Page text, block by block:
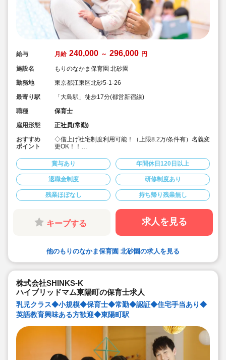
給与 月給 240,000 ～ 296,000 円
施設名
もりのなかま保育園 北砂園
勤務地
東京都江東区北砂5-1-26
最寄り駅
「大島駅」徒歩17分(都営新宿線)
職種
保育士
雇用形態
正社員(常勤)
おすすめ
ポイント
◇借上げ社宅制度利用可能！（上限8.2万/条件有）名義変
更OK！！
備しています。また、世話役制度、リカレント制度、心
の相談室も整えており、職員が安心して働ける環境があ
ります。園長や主任、本社スタッフ等への豊富なキャリ
アチェンジも可能です。
◇子どもたちも、職員も、保護者の皆さんもみんな「仲
間」、そして「家族」。いつでも「ただいま！」と帰っ
てこられる「家族」のような居場所を目指します。
◇"持ち帰り残業ほとんどなし"
職員の皆様にはプライベートも仕事も
充実性を感じて欲しいと思っております。
◇※有給休暇取得率95％以上
賞与あり 年間休日120日以上
退職金制度 研修制度あり
残業ほぼなし 持ち帰り残業無し
キープする 求人を見る
他のもりのなかま保育園 北砂園の求人を見る
株式会社SHINKS-K
ハイブリッドマム東陽町の保育士求人
乳児クラス◆小規模◆保育士◆常勤◆認証◆住宅手当あり◆
英語教育興味ある方歓迎◆東陽町駅